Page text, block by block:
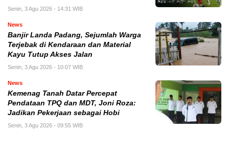
Senin, 3 Agu 2026 - 14:31 WIB
News
Banjir Landa Padang, Sejumlah Warga
Terjebak di Kendaraan dan Material
Kayu Tutup Akses Jalan
Senin, 3 Agu 2026 - 10:07 WIB
News
Kemenag Tanah Datar Percepat
Pendataan TPQ dan MDT, Joni Roza:
Jadikan Pekerjaan sebagai Hobi
Senin, 3 Agu 2026 - 09:55 WIB